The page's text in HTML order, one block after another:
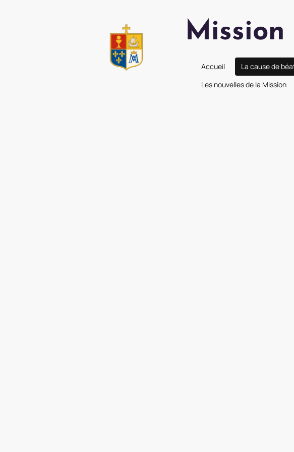
Accueil La cause de
Les nouvelles de la Mission